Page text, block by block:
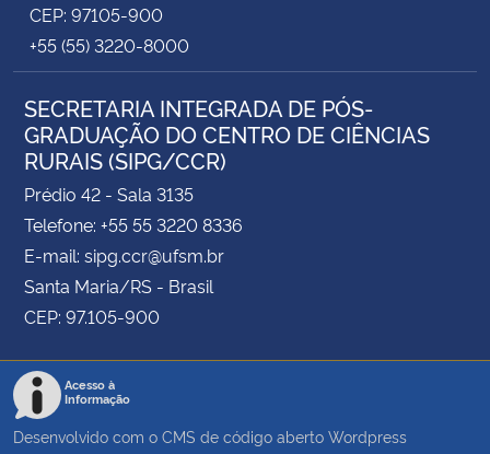
CEP: 97105-900
+55 (55) 3220-8000
SECRETARIA INTEGRADA DE PÓS-
GRADUAÇÃO DO CENTRO DE CIÊNCIAS
RURAIS (SIPG/CCR)
Prédio 42 - Sala 3135
Telefone: +55 55 3220 8336
E-mail: sipg.ccr@ufsm.br
Santa Maria/RS - Brasil
CEP: 97.105-900
Acesso à
Informação
Desenvolvido com o CMS de código aberto Wordpress